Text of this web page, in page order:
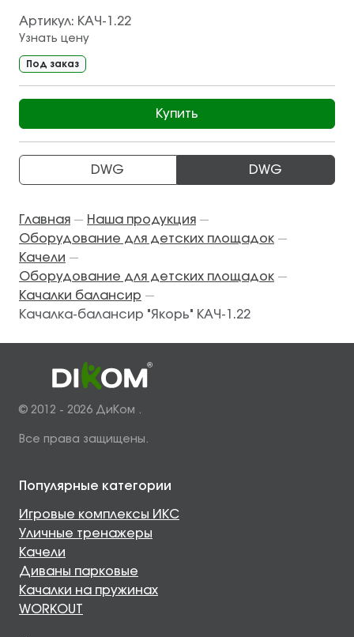
Артикул: КАЧ-1.22
Узнать цену
Под заказ
Купить
DWG DWG
Главная — Наша продукция —
Оборудование для детских площадок —
Качели —
Оборудование для детских площадок —
Качалки балансир —
Качалка-балансир "Якорь" КАЧ-1.22
© 2012 - 2026 ДиКом .
Все права защищены.
Популярные категории
Игровые комплексы ИКС
Уличные тренажеры
Качели
Диваны парковые
Качалки на пружинах
WORKOUT